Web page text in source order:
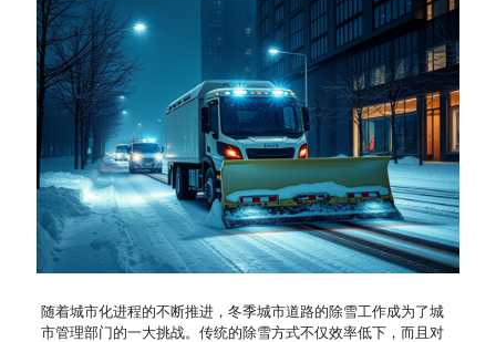
随着城市化进程的不断推进，冬季城市道路的除雪工作成为了城
市管理部门的一大挑战。传统的除雪方式不仅效率低下，而且对